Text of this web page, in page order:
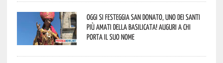
Oggi si festeggia San Donato, uno dei Santi
più amati della Basilicata! Auguri a chi
porta il suo nome